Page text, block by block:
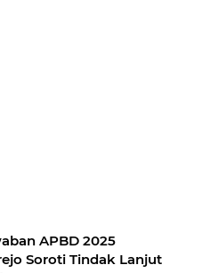
APBD 2025
Soroti Tindak Lanjut